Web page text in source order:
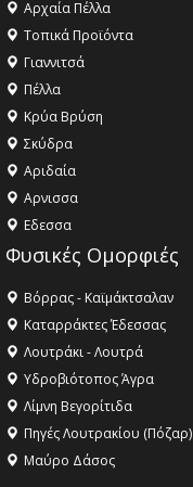
Αρχαία Πέλλα
Τοπικά Προϊόντα
Γιαννιτσά
Πέλλα
Κρύα Βρύση
Σκύδρα
Αριδαία
Aρνισσα
Eδεσσα
Φυσικές Ομορφιές
Βόρρας - Καϊμάκτσαλαν
Καταρράκτες Έδεσσας
Λουτράκι - Λουτρά
Υδροβιότοπος Άγρα
Λίμνη Βεγορίτιδα
Πηγές Λουτρακίου (Πόζαρ)
Μαύρο Δάσος